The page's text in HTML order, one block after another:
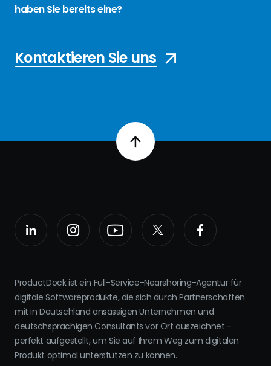
haben Sie bereits eine?
Kontaktieren Sie uns
ProductDock ist ein Full-Service-Nearshoring-Agentur für
digitale Softwareprodukte, die sich durch Partnerschaften
mit in Deutschland ansässigen Unternehmen und
deutschsprachigen Consultants vor Ort auszeichnet -
perfekt aufgestellt, um Sie auf Ihrem Weg zum digitalen
Produkt optimal unterstützen zu können.